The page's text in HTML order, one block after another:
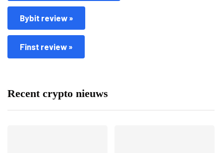
Bybit review »
Finst review »
Recent crypto nieuws